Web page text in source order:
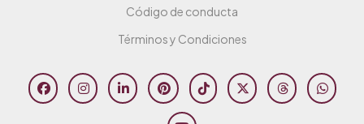
Código de conducta
Términos y Condiciones